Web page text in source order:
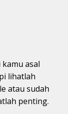
asal
lihatlah
atau sudah
penting.